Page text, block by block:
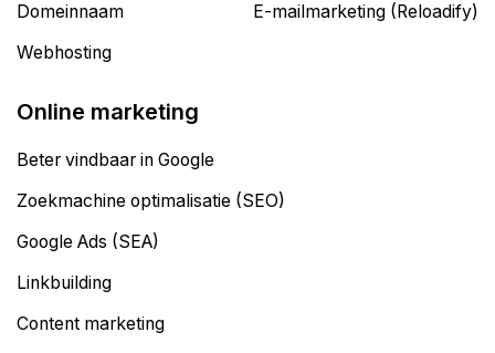
Domeinnaam
Webhosting
E-mailmarketing (Reloadify)
Online marketing
Beter vindbaar in Google
Zoekmachine optimalisatie (SEO)
Google Ads (SEA)
Linkbuilding
Content marketing